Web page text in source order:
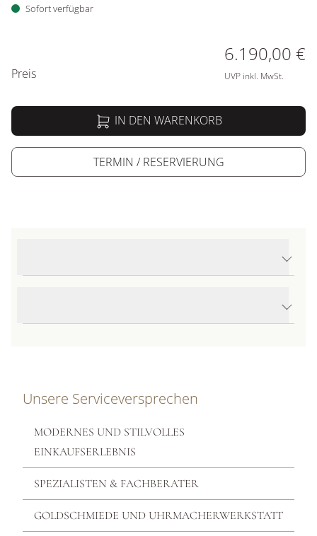
Sofort verfügbar
Preis
6.190,00 €
UVP inkl. MwSt.
IN DEN WARENKORB
TERMIN / RESERVIERUNG
Unsere Serviceversprechen
MODERNES UND STILVOLLES
EINKAUFSERLEBNIS
SPEZIALISTEN & FACHBERATER
GOLDSCHMIEDE UND UHRMACHERWERKSTATT